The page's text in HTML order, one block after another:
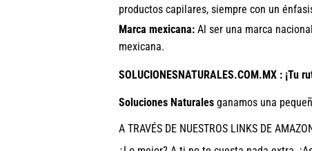
productos capilares, siempre con un
Marca mexicana: Al ser una marca
mexicana.
SOLUCIONESNATURALES.COM.MX :
Soluciones Naturales ganamos una
A TRAVÉS DE NUESTROS LINKS DE